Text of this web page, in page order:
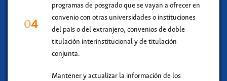
programas de posgrado que se vayan a ofrecer en
convenio con otras universidades o instituciones
del país o del extranjero, convenios de doble
titulación interinstitucional y de titulación
conjunta.
Mantener y actualizar la información de los